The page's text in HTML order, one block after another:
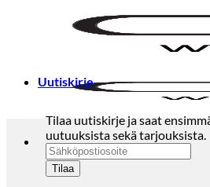
Uutiskirje
Tilaa uutiskirje ja saat
uutuuksista sekä tarjouksista.